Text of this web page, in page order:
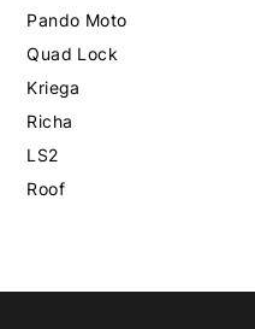
Pando Moto
Quad Lock
Kriega
Richa
LS2
Roof